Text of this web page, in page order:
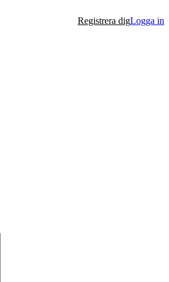
Registrera digLogga in